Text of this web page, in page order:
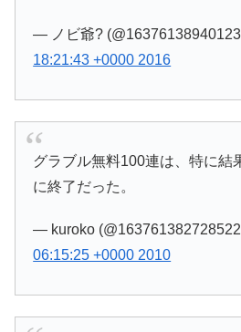
— ノビ爺?
18:21:43 +0000 2016
グラブル無料100連は、特に結
に終了だった。
— kuroko
06:15:25 +0000 2010